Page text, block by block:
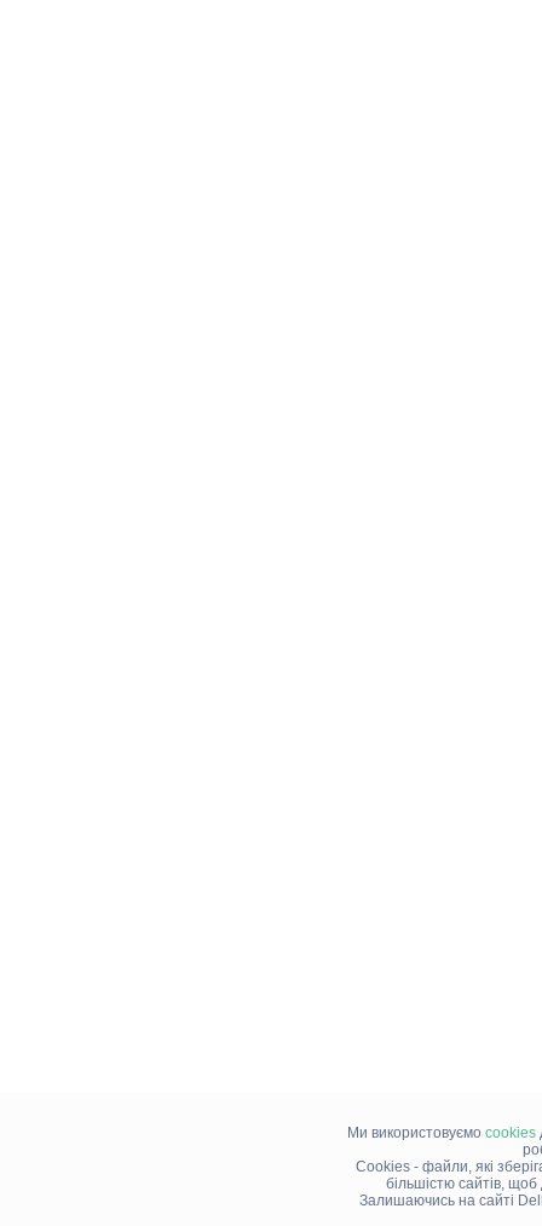
Ми використовуємо cookies
Cookies - файли, які
більшістю сайтів,
Залишаючись на сайті